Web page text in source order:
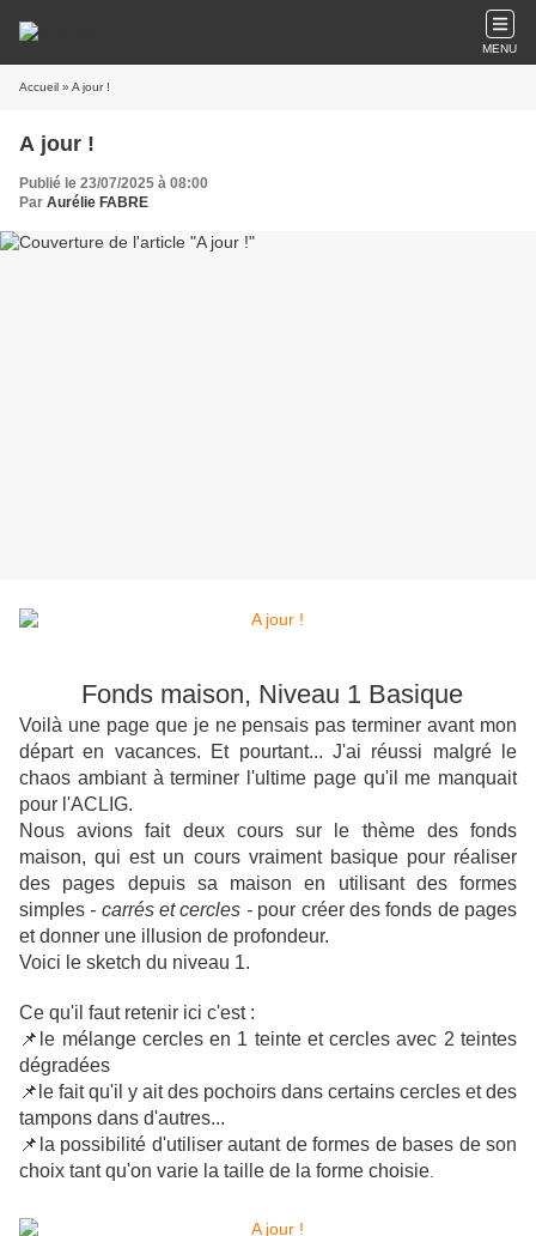
MENU
Accueil » A jour !
A jour !
Publié le 23/07/2025 à 08:00
Par Aurélie FABRE
Fonds maison, Niveau 1 Basique
Voilà une page que je ne pensais pas terminer avant mon
départ en vacances. Et pourtant... J'ai réussi malgré le
chaos ambiant à terminer l'ultime page qu'il me manquait
pour l'ACLIG.
Nous avions fait deux cours sur le thème des fonds
maison, qui est un cours vraiment basique pour réaliser
des pages depuis sa maison en utilisant des formes
simples - carrés et cercles -pour créer des fonds de pages
et donner une illusion de profondeur.
Voici le sketch du niveau 1.
Ce qu'il faut retenir ici c'est :
📌le mélange cercles en 1 teinte et cercles avec 2 teintes
dégradées
📌le fait qu'il y ait des pochoirs dans certains cercles et des
tampons dans d'autres...
📌la possibilité d'utiliser autant de formes de bases de son
choix tant qu'on varie la taille de la forme choisie